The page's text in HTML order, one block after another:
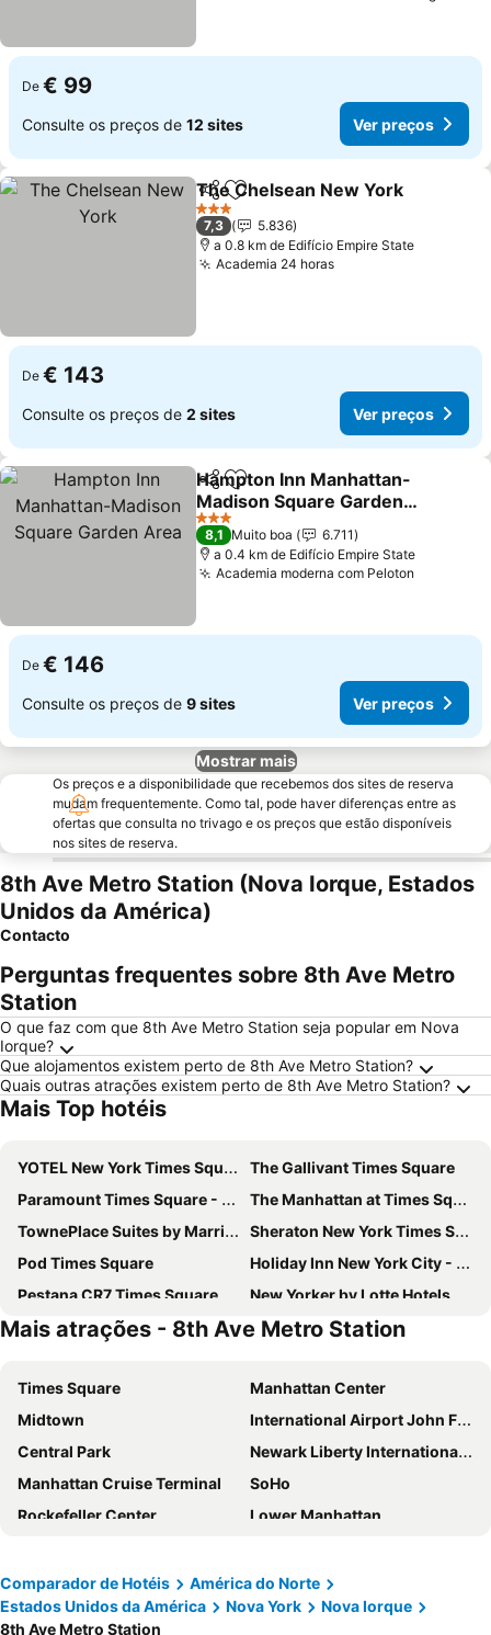
De € 99
Consulte os preços de 12 sites Ver preços
PartilharAdicionar aos favoritos
The Chelsean New York
3 Estrelas
7,3
5.836
a 0.8 km de Edifício Empire State
Academia 24 horasVer preços
De € 143
Consulte os preços de 2 sites Ver preços
PartilharAdicionar aos favoritos
Hampton Inn Manhattan-
Madison Square Garden
Area
Ver preços
3 Estrelas
8,1 Muito boa
6.711
a 0.4 km de Edifício Empire State
Academia moderna com Peloton
De € 146
Consulte os preços de 9 sites Ver preços
Mostrar mais
Os preços e a disponibilidade que recebemos dos sites de reserva
mudam frequentemente. Como tal, pode haver diferenças entre as
ofertas que consulta no trivago e os preços que estão disponíveis
nos sites de reserva.
8th Ave Metro Station (Nova Iorque, Estados
Unidos da América)
Contacto
Perguntas frequentes sobre 8th Ave Metro
Station
O que faz com que 8th Ave Metro Station seja popular em Nova
Iorque?
Que alojamentos existem perto de 8th Ave Metro Station?
Quais outras atrações existem perto de 8th Ave Metro Station?
Mais Top hotéis
YOTEL New York Times Square
The Gallivant Times Square
Paramount Times Square - A Generator Hotel
The Manhattan at Times Square Hotel
TownePlace Suites by Marriott New York Long Island City/Manhattan View
Sheraton New York Times Square Hotel
Pod Times Square
Holiday Inn New York City - Times Square By Ihg
Pestana CR7 Times Square
New Yorker by Lotte Hotels
Hotel Riu Plaza Manhattan Times Square
Hotel Riu Plaza New York Times Square
AMTD Idea Tribeca Hotel
Carlton Arms Hotel
Eurostars Wall Street
Times Square West Hotel, BW Signature Collection
ROW NYC
SpringHill Suites by Marriott New York Queens
Pod 51
Residence Inn by Marriott New York JFK Airport
OYO Times Square
LIC Manhattan View Hotel
Americana Inn
Wyndham Garden Chinatown
Holiday Inn Express New York City Times Square By Ihg
The Hotel at Fifth Avenue
Mais atrações - 8th Ave Metro Station
Times Square
Manhattan Center
Midtown
International Airport John F. Kennedy
Central Park
Newark Liberty International Airport
Manhattan Cruise Terminal
SoHo
Rockefeller Center
Lower Manhattan
Aeroporto LaGuardia
Madison Square Garden
Metrô de Nova York City
Upper West Side
Comparador de Hotéis
América do Norte
Estados Unidos da América
Nova York
Nova Iorque
8th Ave Metro Station